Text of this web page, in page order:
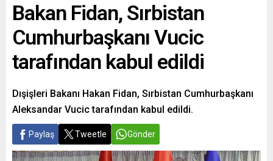
Bakan Fidan, Sırbistan
Cumhurbaşkanı Vucic
tarafından kabul edildi
Dışişleri Bakanı Hakan Fidan, Sırbistan Cumhurbaşkanı
Aleksandar Vucic tarafından kabul edildi.
Paylaş Tweetle Gönder